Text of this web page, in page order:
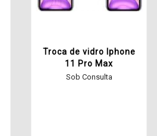
Troca de vidro Iphone
11 Pro Max
Sob Consulta